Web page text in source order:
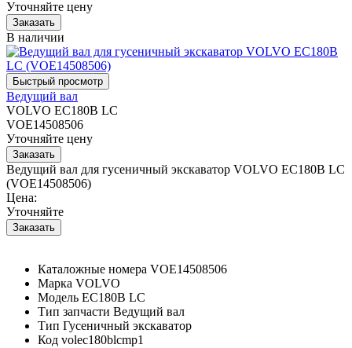
Уточняйте цену
В наличии
Ведущий вал
VOLVO EC180B LC
VOE14508506
Уточняйте цену
Ведущий вал для гусеничный экскаватор VOLVO EC180B LC
(VOE14508506)
Цена:
Уточняйте
Каталожные номера VOE14508506
Марка VOLVO
Модель EC180B LC
Тип запчасти Ведущий вал
Тип Гусеничный экскаватор
Код volec180blcmp1